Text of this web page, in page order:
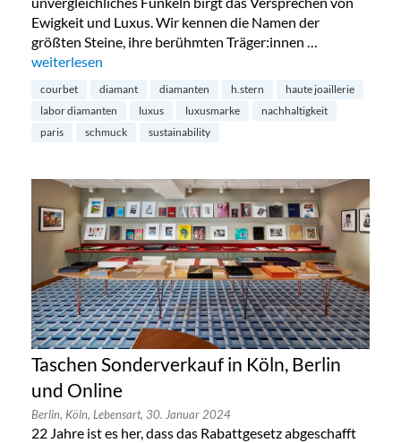
Ewigkeit und Luxus. Wir kennen die Namen der
größten Steine, ihre berühmten Träger:innen …
„Diamanten aus dem Labor – die Zukunft?“
weiterlesen
courbet diamant diamanten h.stern
haute joaillerie
labor diamanten
luxus luxusmarke
nachhaltigkeit
paris
schmuck sustainability
Taschen Sonderverkauf in Köln, Berlin
und Online
Berlin, Köln, Lebensart, 30. Januar 2024
22 Jahre ist es her, dass das Rabattgesetz abgeschafft